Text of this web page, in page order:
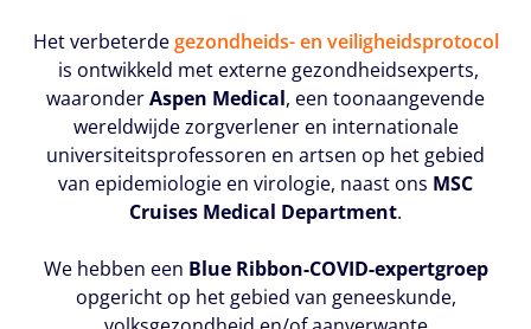
Het verbeterdegezondheids- en veiligheidsprotocol
is ontwikkeld met externe gezondheidsexperts,
waaronderAspen Medical, een toonaangevende
wereldwijde zorgverlener en internationale
universiteitsprofessoren en artsen op het gebied
van epidemiologie en virologie, naast ons MSC
Cruises Medical Department.
We hebben een Blue Ribbon-COVID-expertgroep
opgericht op het gebied van geneeskunde,